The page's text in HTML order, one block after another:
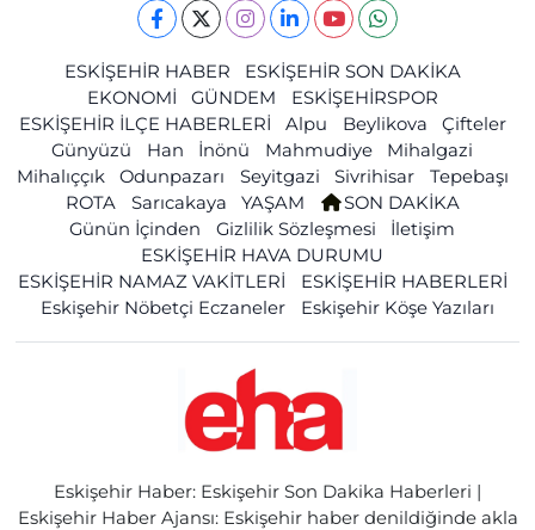
ESKİŞEHİR HABER
ESKİŞEHİR SON DAKİKA
EKONOMİ
GÜNDEM
ESKİŞEHİRSPOR
ESKİŞEHİR İLÇE HABERLERİ
Alpu Beylikova
Çifteler
Günyüzü
Han İnönü Mahmudiye
Mihalgazi
Mihalıççık
Odunpazarı Seyitgazi Sivrihisar
Tepebaşı
ROTA
Sarıcakaya YAŞAM
SON DAKİKA
Günün İçinden
Gizlilik Sözleşmesi
İletişim
ESKİŞEHİR HAVA DURUMU
ESKİŞEHİR NAMAZ VAKİTLERİ
ESKİŞEHİR HABERLERİ
Eskişehir Nöbetçi Eczaneler
Eskişehir Köşe Yazıları
Eskişehir Haber: Eskişehir Son Dakika Haberleri |
Eskişehir Haber Ajansı: Eskişehir haber denildiğinde akla